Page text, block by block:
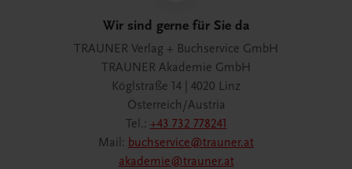
Wir sind gerne für Sie da
TRAUNER Verlag + Buchservice GmbH
TRAUNER Akademie GmbH
Köglstraße 14 | 4020 Linz
Österreich/Austria
Tel.: +43 732 778241
Mail: buchservice@trauner.at
akademie@trauner.at